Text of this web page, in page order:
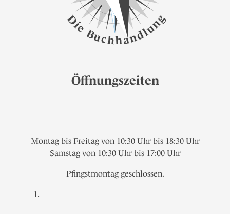
D
i
eBuchhandl
un
g
Öffnungszeiten
Montag bis Freitag von 10:30 Uhr bis 18:30 Uhr
Samstag von 10:30 Uhr bis 17:00 Uhr
Pfingstmontag geschlossen.